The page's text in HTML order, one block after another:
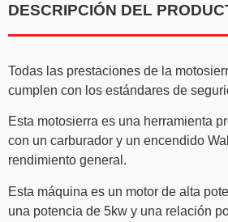
DESCRIPCIÓN DEL
Todas las prestaciones de la
cumplen con los estándares de
Esta motosierra es una herramienta
con un carburador y un encendido
rendimiento general.
Esta máquina es un motor de alta
una potencia de 5kw y una relación